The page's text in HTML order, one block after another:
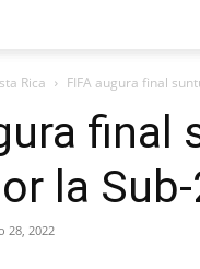
Rica FIFA augura final
la
28, 2022